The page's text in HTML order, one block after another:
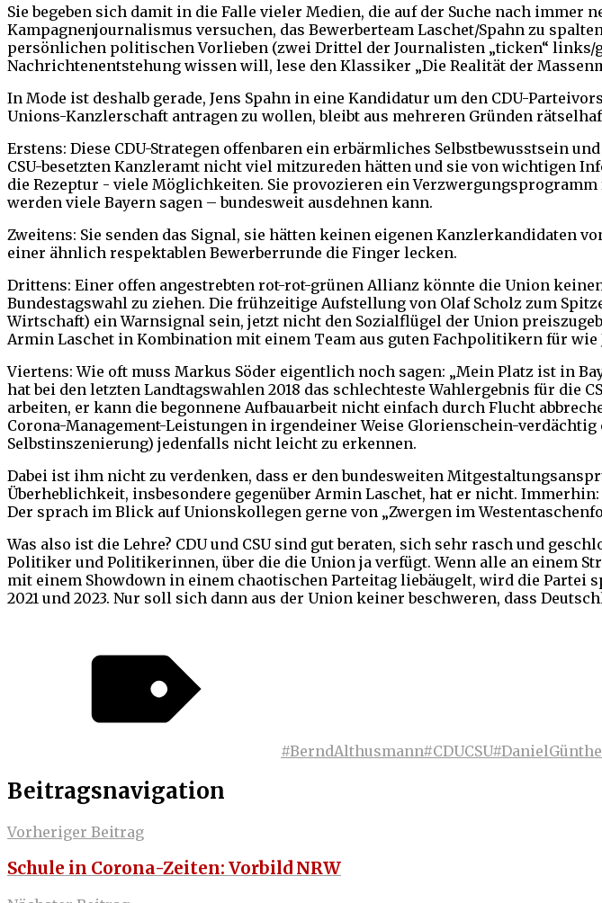
Sie begeben sich damit in die Falle vieler Medien, die auf der Suche nach
Kampagnenjournalismus versuchen, das Bewerberteam Laschet/Spahn zu
persönlichen politischen Vorlieben (zwei Drittel der Journalisten „ticken“ links/
Nachrichtenentstehung wissen will, lese den Klassiker „Die Realität der
In Mode ist deshalb gerade, Jens Spahn in eine Kandidatur um den CDU-
Unions-Kanzlerschaft antragen zu wollen, bleibt aus mehreren Gründen
Erstens: Diese CDU-Strategen offenbaren ein erbärmliches Selbstbewusstsein
CSU-besetzten Kanzleramt nicht viel mitzureden hätten und sie von wichtigen
die Rezeptur ­- viele Möglichkeiten. Sie provozieren ein
werden viele Bayern sagen – bundesweit ausdehnen kann.
Zweitens: Sie senden das Signal, sie hätten keinen eigenen Kanzlerkandidaten
einer ähnlich respektablen Bewerberrunde die Finger lecken.
Drittens: Einer offen angestrebten rot-rot-grünen Allianz könnte die Union
Bundestagswahl zu ziehen. Die frühzeitige Aufstellung von Olaf Scholz zum
Wirtschaft) ein Warnsignal sein, jetzt nicht den Sozialflügel der Union
Armin Laschet in Kombination mit einem Team aus guten Fachpolitikern für
Viertens: Wie oft muss Markus Söder eigentlich noch sagen: „Mein Platz ist in
hat bei den letzten Landtagswahlen 2018 das schlechteste Wahlergebnis für die
arbeiten, er kann die begonnene Aufbauarbeit nicht einfach durch Flucht
Corona-Management-Leistungen in irgendeiner Weise Glorienschein-
Selbstinszenierung) jedenfalls nicht leicht zu erkennen.
Dabei ist ihm nicht zu verdenken, dass er den bundesweiten
Überheblichkeit, insbesondere gegenüber Armin Laschet, hat er nicht.
Der sprach im Blick auf Unionskollegen gerne von „Zwergen im
Was also ist die Lehre? CDU und CSU sind gut beraten, sich sehr rasch und
Politiker und Politikerinnen, über die die Union ja verfügt. Wenn alle an einem
mit einem Showdown in einem chaotischen Parteitag liebäugelt, wird die
2021 und 2023. Nur soll sich dann aus der Union keiner beschweren, dass
#BerndAlthusmann#CDUCSU
Beitragsnavigation
Vorheriger Beitrag
Schule in Corona-Zeiten: Vorbild NRW